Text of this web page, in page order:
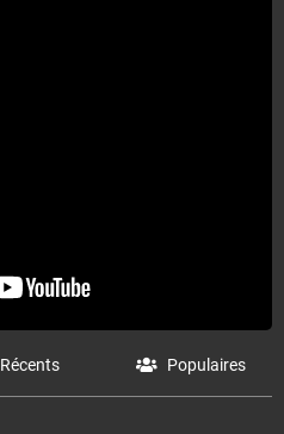
Récents Populaires